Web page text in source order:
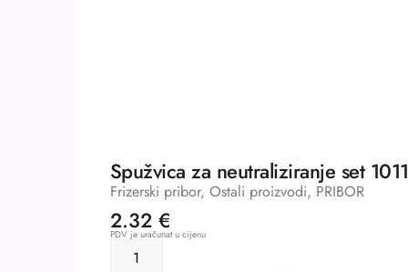
Spužvica za neutraliziranje set 1011
Frizerski pribor, Ostali proizvodi, PRIBOR
2.32 €
PDV je uračunat u cijenu